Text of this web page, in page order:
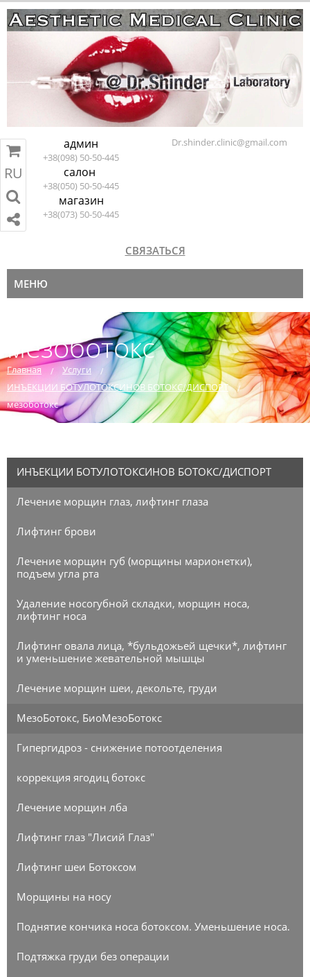
админ
+38(098) 50-50-445
салон
+38(050) 50-50-445
магазин
+38(073) 50-50-445
Dr.shinder.clinic@gmail.com
СВЯЗАТЬСЯ
МЕНЮ
ПЕРЕЙТИ В КОРЗИНУ
RU EN
мезоботокс
Главная
Услуги
ИНЪЕКЦИИ БОТУЛОТОКСИНОВ БОТОКС/ДИСПОРТ
мезоботокс
ИНЪЕКЦИИ БОТУЛОТОКСИНОВ БОТОКС/ДИСПОРТ
Лечение морщин глаз, лифтинг глаза
Лифтинг брови
Лечение морщин губ (морщины марионетки),
подъем угла рта
Удаление носогубной складки, морщин носа,
лифтинг носа
Лифтинг овала лица, *бульдожьей щечки*, лифтинг
и уменьшение жевательной мышцы
Лечение морщин шеи, декольте, груди
МезоБотокс, БиоМезоБотокс
Гипергидроз - снижение потоотделения
коррекция ягодиц ботокс
Лечение морщин лба
Лифтинг глаз "Лисий Глаз"
Лифтинг шеи Ботоксом
Морщины на носу
Поднятие кончика носа ботоксом. Уменьшение носа.
Подтяжка груди без операции